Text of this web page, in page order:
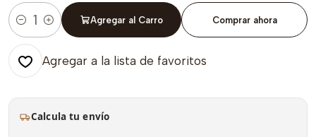
Cantidad
Agregar al Carro Comprar ahora
Agregar a la lista de favoritos
Calcula tu envío